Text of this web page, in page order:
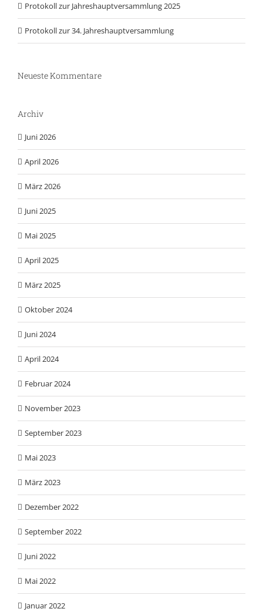
Protokoll zur Jahreshauptversammlung 2025
Protokoll zur 34. Jahreshauptversammlung
Neueste Kommentare
Archiv
Juni 2026
April 2026
März 2026
Juni 2025
Mai 2025
April 2025
März 2025
Oktober 2024
Juni 2024
April 2024
Februar 2024
November 2023
September 2023
Mai 2023
März 2023
Dezember 2022
September 2022
Juni 2022
Mai 2022
Januar 2022